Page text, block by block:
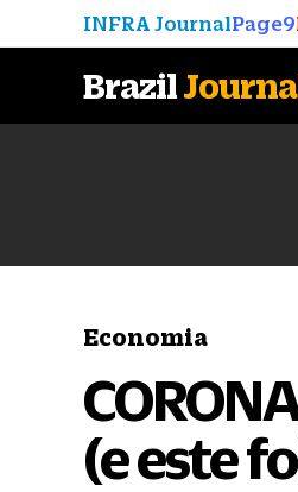
INFRA JournalPage9
Brazil
Economia
(e este